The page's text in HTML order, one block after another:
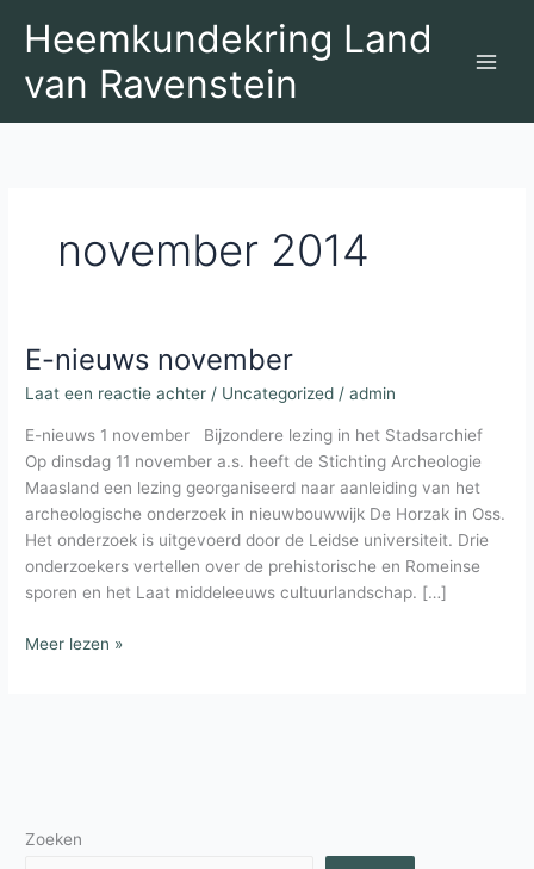
naar
inhoud
Heemkundekring Land
van Ravenstein
november 2014
E-nieuws november
Laat een reactie achter / Uncategorized /admin
E-nieuws 1 november Bijzondere lezing in het Stadsarchief
Op dinsdag 11 november a.s. heeft de Stichting Archeologie
Maasland een lezing georganiseerd naar aanleiding van het
archeologische onderzoek in nieuwbouwwijk De Horzak in Oss.
Het onderzoek is uitgevoerd door de Leidse universiteit. Drie
onderzoekers vertellen over de prehistorische en Romeinse
sporen en het Laat middeleeuws cultuurlandschap. […]
E-
Meer lezen »
Zoeken